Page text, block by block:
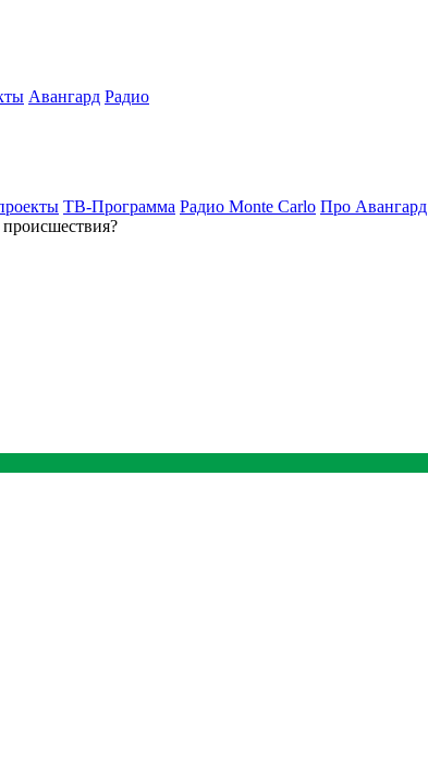
Авангард Радио
ТВ-Программа Радио Monte Carlo Про Авангард